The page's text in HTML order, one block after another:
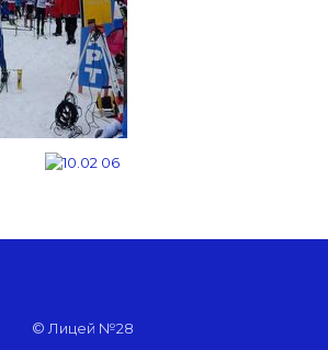
© Лицей №28